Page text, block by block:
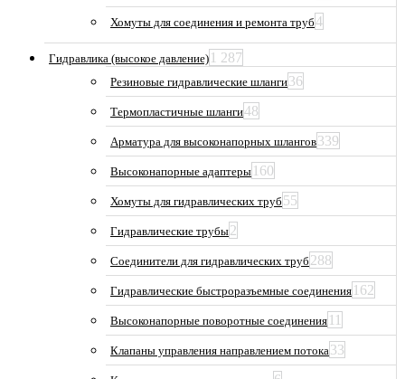
Хомуты для соединения и ремонта труб4
Гидравлика (высокое давление) 1 287
Резиновые гидравлические шланги36
Термопластичные шланги48
Арматура для высоконапорных шлангов339
Высоконапорные адаптеры 160
Хомуты для гидравлических труб 55
Гидравлические трубы2
Соединители для гидравлических труб 288
Гидравлические быстроразъемные соединения 162
Высоконапорные поворотные соединения 11
Клапаны управления направлением потока 33